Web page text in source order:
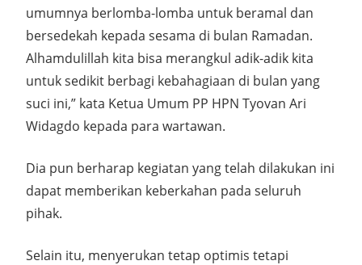
umumnya berlomba-lomba untuk beramal dan
bersedekah kepada sesama di bulan Ramadan.
Alhamdulillah kita bisa merangkul adik-adik kita
untuk sedikit berbagi kebahagiaan di bulan yang
suci ini,” kata Ketua Umum PP HPN Tyovan Ari
Widagdo kepada para wartawan.
Dia pun berharap kegiatan yang telah dilakukan ini
dapat memberikan keberkahan pada seluruh
pihak.
Selain itu, menyerukan tetap optimis tetapi